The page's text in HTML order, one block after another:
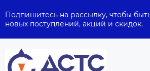
Подпишитесь на рассылку, чтобы
новых поступлений, акций и скидок.